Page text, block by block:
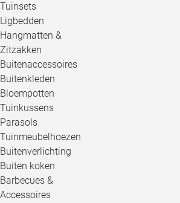
Tuinsets
Ligbedden
Hangmatten &
Zitzakken
Buitenaccessoires
Buitenkleden
Bloempotten
Tuinkussens
Parasols
Tuinmeubelhoezen
Buitenverlichting
Buiten koken
Barbecues &
Accessoires